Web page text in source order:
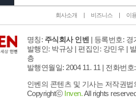
회사소개 비즈니스 이
명칭: 주식회사 인벤 | 등록번호: 경
발행인: 박규상 | 편집인: 강민우 |
층
발행연월일: 2004 11. 11 | 전화번호
인벤의 콘텐츠 및 기사는 저작권
Copyrightⓒ Inven.All rights